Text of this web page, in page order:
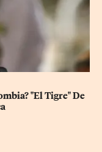
"El Tigre" De